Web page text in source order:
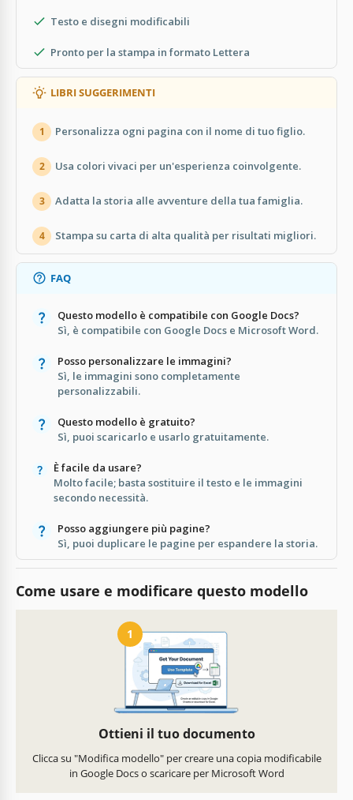
Testo e disegni modificabili
Pronto per la stampa in formato Lettera
LIBRI SUGGERIMENTI
1 Personalizza ogni pagina con il nome di tuo figlio.
2 Usa colori vivaci per un'esperienza coinvolgente.
3 Adatta la storia alle avventure della tua famiglia.
4 Stampa su carta di alta qualità per risultati migliori.
FAQ
Questo modello è compatibile con Google Docs?
Sì, è compatibile con Google Docs e Microsoft Word.
Posso personalizzare le immagini?
Sì, le immagini sono completamente
personalizzabili.
Questo modello è gratuito?
Sì, puoi scaricarlo e usarlo gratuitamente.
È facile da usare?
Molto facile; basta sostituire il testo e le immagini
secondo necessità.
Posso aggiungere più pagine?
Sì, puoi duplicare le pagine per espandere la storia.
Come usare e modificare questo modello
1
Ottieni il tuo documento
Clicca su "Modifica modello" per creare una copia modificabile
in Google Docs o scaricare per Microsoft Word